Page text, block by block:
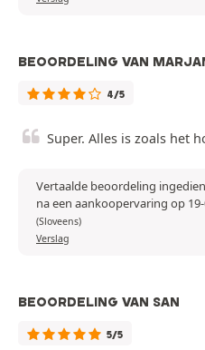
BEOORDELING VAN
4/5
Super. Alles is zoals het
Vertaalde beoordeling
na een aankoopervaring op
(Sloveens)
Verslag
BEOORDELING VAN SAN
5/5